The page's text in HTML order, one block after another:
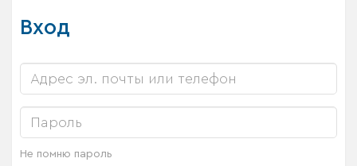
Вход
Не помню пароль